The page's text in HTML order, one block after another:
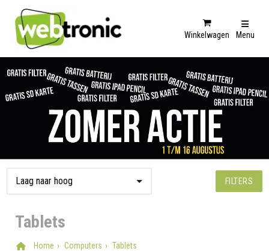
Winkelwagen Menu
FILTERS
Tablets
Home Computers Tablets